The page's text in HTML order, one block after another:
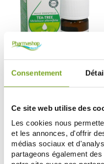
Consentement
Ce site web utilise des
Les cookies nous
et les annonces, d'offrir
médias sociaux et
partageons également
PHYTOSUN AROMS HUILE
AJOUTER AU PANIER
-20%
Zéro
gaspi